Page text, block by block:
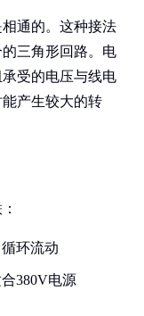
通的。这种接法
三角形回路。电
受的电压与线电
产生较大的转
环流动
380V电源